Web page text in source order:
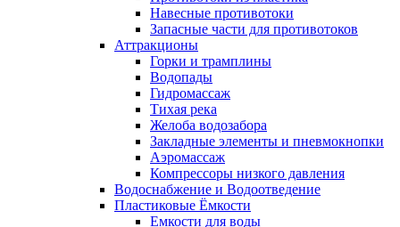
Навесные противотоки
Запасные части для противотоков
Аттракционы
Горки и трамплины
Водопады
Гидромассаж
Тихая река
Желоба водозабора
Закладные элементы и пневмокнопки
Аэромассаж
Компрессоры низкого давления
Водоснабжение и Водоотведение
Пластиковые Ёмкости
Емкости для воды